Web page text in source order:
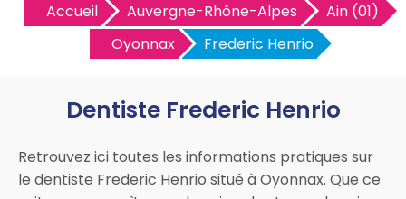
Accueil Auvergne-Rhône-Alpes
Ain (01)
Oyonnax
Frederic Henrio
Dentiste Frederic Henrio
Retrouvez ici toutes les informations pratiques sur
le dentiste Frederic Henrio situé à Oyonnax. Que ce